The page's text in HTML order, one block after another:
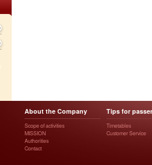
About the Company
Scope of activities
MISSION
Authorities
Contact
Tips for
Timetables
Customer Service